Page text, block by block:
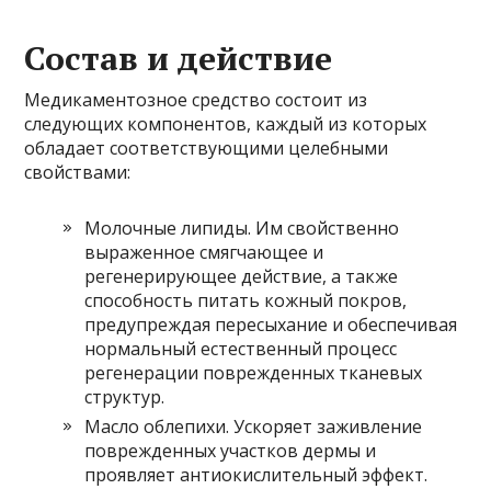
Состав и действие
Медикаментозное средство состоит из
следующих компонентов, каждый из которых
обладает соответствующими целебными
свойствами:
Молочные липиды. Им свойственно
выраженное смягчающее и
регенерирующее действие, а также
способность питать кожный покров,
предупреждая пересыхание и обеспечивая
нормальный естественный процесс
регенерации поврежденных тканевых
структур.
Масло облепихи. Ускоряет заживление
поврежденных участков дермы и
проявляет антиокислительный эффект.